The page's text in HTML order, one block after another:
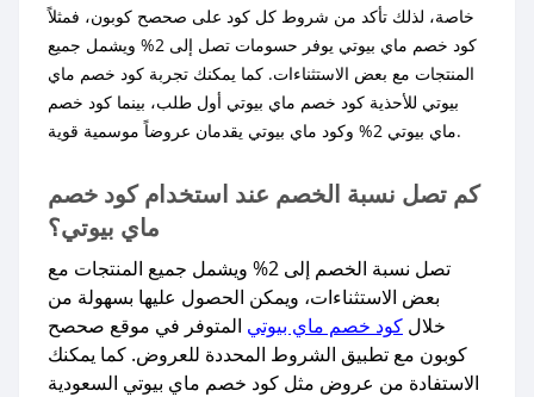
خاصة، لذلك تأكد من شروط كل كود على صحصح كوبون، فمثلاً
كود خصم ماي بيوتي يوفر حسومات تصل إلى 2% ويشمل جميع
المنتجات مع بعض الاستثناءات. كما يمكنك تجربة كود خصم ماي
بيوتي للأحذية كود خصم ماي بيوتي أول طلب، بينما كود خصم
ماي بيوتي 2% وكود ماي بيوتي يقدمان عروضاً موسمية قوية.
كم تصل نسبة الخصم عند استخدام كود خصم
ماي بيوتي؟
تصل نسبة الخصم إلى 2% ويشمل جميع المنتجات مع
بعض الاستثناءات، ويمكن الحصول عليها بسهولة من
خلال كود خصم ماي بيوتي المتوفر في موقع صحصح
كوبون مع تطبيق الشروط المحددة للعروض. كما يمكنك
الاستفادة من عروض مثل كود خصم ماي بيوتي السعودية